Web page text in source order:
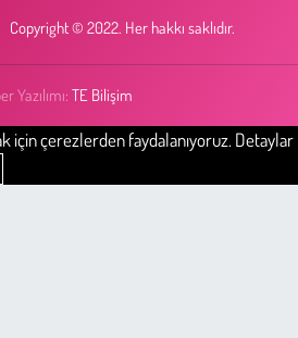
Copyright © 2022. Her hakkı saklıdır.
Yazılımı: TE Bilişim
için çerezlerden faydalanıyoruz. Detaylar